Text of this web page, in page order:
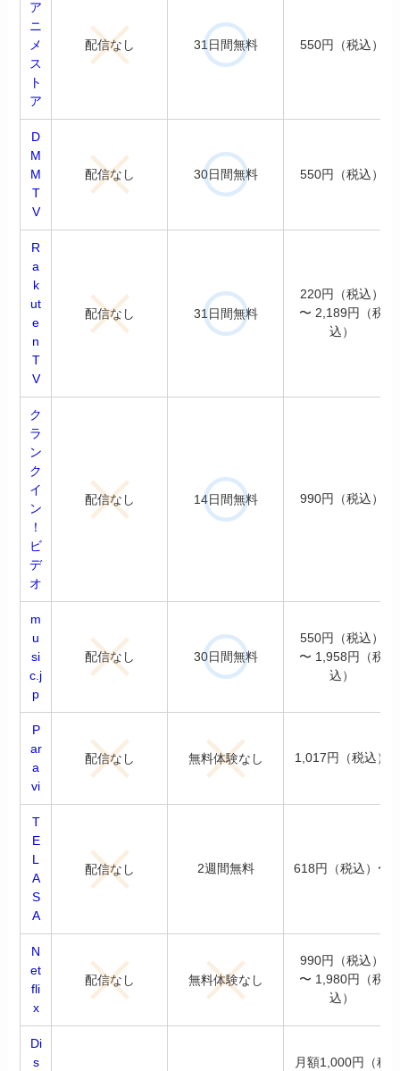
ア
ニ
メ
ス
ト
ア
配信なし 31日間無料 550円（税込）
D
M
M
T
V
配信なし 30日間無料 550円（税込）
R
a
k
ut
e
n
T
V
配信なし 31日間無料
220円（税込）
〜 2,189円（税
込）
ク
ラ
ン
ク
イ
ン
！
ビ
デ
オ
配信なし 14日間無料 990円（税込）
m
u
si
c.j
p
配信なし 30日間無料
550円（税込）
〜 1,958円（税
込）
P
ar
a
vi
配信なし 無料体験なし 1,017円（税込）
T
E
L
A
S
A
配信なし 2週間無料 618円（税込）〜
N
et
fli
x
配信なし 無料体験なし
990円（税込）
〜 1,980円（税
込）
Di
s
月額1,000円（税